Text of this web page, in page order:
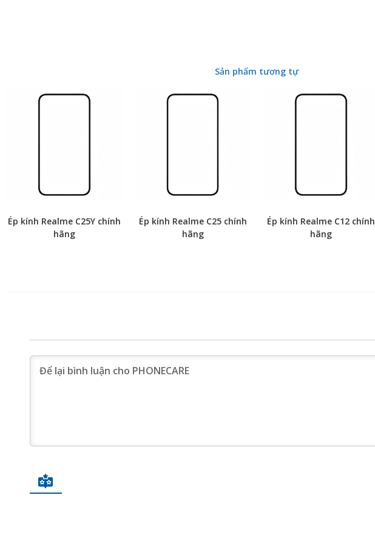
Sản phẩm tương tự
Ép kính Realme C25Y chính
hãng
Ép kính Realme C25 chính
hãng
Ép kính Realme C12 chính
hãng